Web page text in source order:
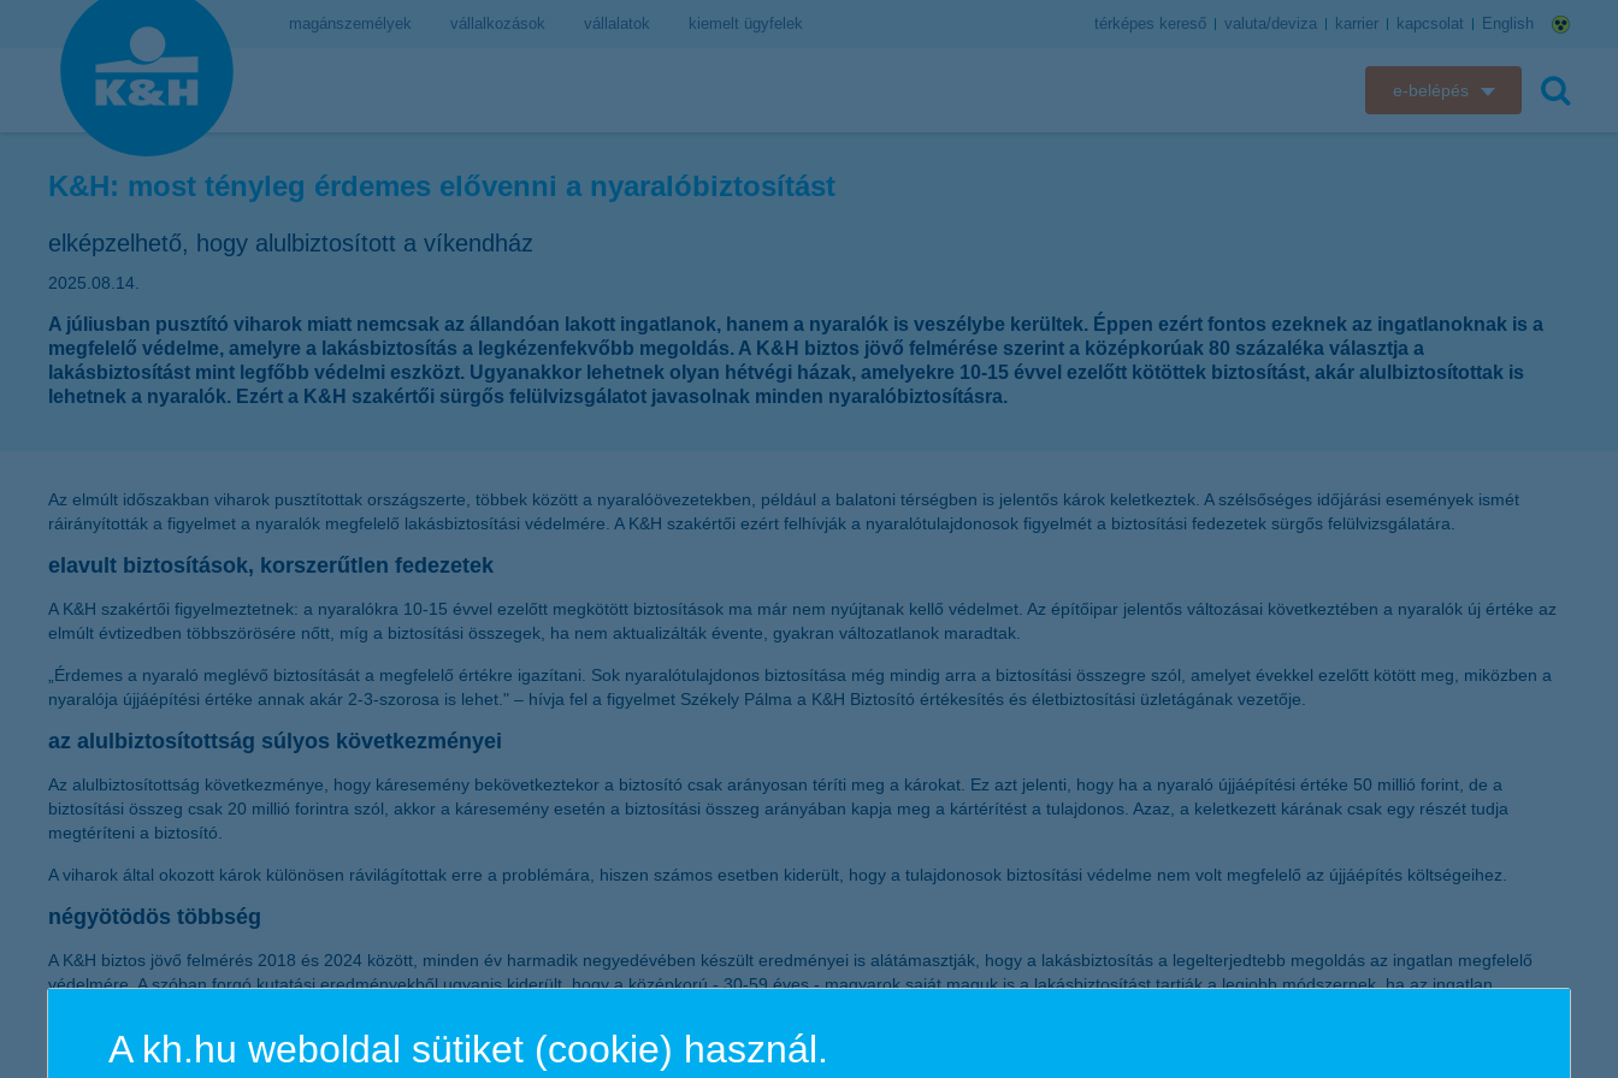
magánszemélyek vállalkozások vállalatok kiemelt ügyfelek térképes kereső valuta/deviza karrier kapcsolat English
e-belépés
K&H web Electra
K&H Biztosító ügyfélportál
K&H e-kártyafelület
K&H: most tényleg érdemes elővenni a nyaralóbiztosítást
elképzelhető, hogy alulbiztosított a víkendház
2025.08.14.
A júliusban pusztító viharok miatt nemcsak az állandóan lakott ingatlanok, hanem a nyaralók is veszélybe kerültek. Éppen ezért fontos ezeknek az ingatlanoknak is a
megfelelő védelme, amelyre a lakásbiztosítás a legkézenfekvőbb megoldás. A K&H biztos jövő felmérése szerint a középkorúak 80 százaléka választja a
lakásbiztosítást mint legfőbb védelmi eszközt. Ugyanakkor lehetnek olyan hétvégi házak, amelyekre 10-15 évvel ezelőtt kötöttek biztosítást, akár alulbiztosítottak is
lehetnek a nyaralók. Ezért a K&H szakértői sürgős felülvizsgálatot javasolnak minden nyaralóbiztosításra.
Az elmúlt időszakban viharok pusztítottak országszerte, többek között a nyaralóövezetekben, például a balatoni térségben is jelentős károk keletkeztek. A szélsőséges időjárási események ismét
ráirányították a figyelmet a nyaralók megfelelő lakásbiztosítási védelmére. A K&H szakértői ezért felhívják a nyaralótulajdonosok figyelmét a biztosítási fedezetek sürgős felülvizsgálatára.
elavult biztosítások, korszerűtlen fedezetek
A K&H szakértői figyelmeztetnek: a nyaralókra 10-15 évvel ezelőtt megkötött biztosítások ma már nem nyújtanak kellő védelmet. Az építőipar jelentős változásai következtében a nyaralók új értéke az
elmúlt évtizedben többszörösére nőtt, míg a biztosítási összegek, ha nem aktualizálták évente, gyakran változatlanok maradtak.
„Érdemes a nyaraló meglévő biztosítását a megfelelő értékre igazítani. Sok nyaralótulajdonos biztosítása még mindig arra a biztosítási összegre szól, amelyet évekkel ezelőtt kötött meg, miközben a
nyaralója újjáépítési értéke annak akár 2-3-szorosa is lehet." – hívja fel a figyelmet Székely Pálma a K&H Biztosító értékesítés és életbiztosítási üzletágának vezetője.
az alulbiztosítottság súlyos következményei
Az alulbiztosítottság következménye, hogy káresemény bekövetkeztekor a biztosító csak arányosan téríti meg a károkat. Ez azt jelenti, hogy ha a nyaraló újjáépítési értéke 50 millió forint, de a
biztosítási összeg csak 20 millió forintra szól, akkor a káresemény esetén a biztosítási összeg arányában kapja meg a kártérítést a tulajdonos. Azaz, a keletkezett kárának csak egy részét tudja
megtéríteni a biztosító.
A viharok által okozott károk különösen rávilágítottak erre a problémára, hiszen számos esetben kiderült, hogy a tulajdonosok biztosítási védelme nem volt megfelelő az újjáépítés költségeihez.
négyötödös többség
A K&H biztos jövő felmérés 2018 és 2024 között, minden év harmadik negyedévében készült eredményei is alátámasztják, hogy a lakásbiztosítás a legelterjedtebb megoldás az ingatlan megfelelő
védelmére. A szóban forgó kutatási eredményekből ugyanis kiderült, hogy a középkorú - 30-59 éves - magyarok saját maguk is a lakásbiztosítást tartják a legjobb módszernek, ha az ingatlan
rendelkezők 25 százaléka egyáltalán nem foglalkozik azzal, hogy a lakásbiztosítását az ingatlan értékéhez igazítsa. További 36 százalékuk szerint a biztosító automatikus díjelemelése megoldást jelent
erre, és mindössze 24 százalékuk mondta azt, hogy figyelemmel kíséri az értéknövekedést és azt a lakásbiztosítási szerződésébe is átvezeti. A fennmaradó 15 százalékuk pedig azzal hárítja el a
A kh.hu weboldal sütiket (cookie) használ.